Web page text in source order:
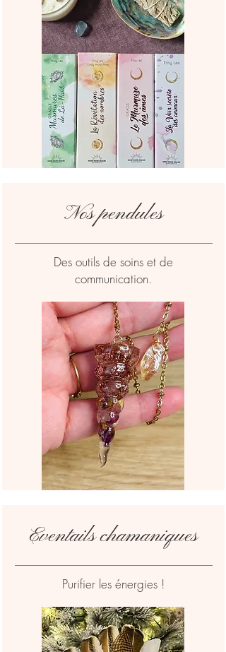
Nos pendules
Des outils de soins et de
communication.
Eventails chamaniques
Purifier les énergies !